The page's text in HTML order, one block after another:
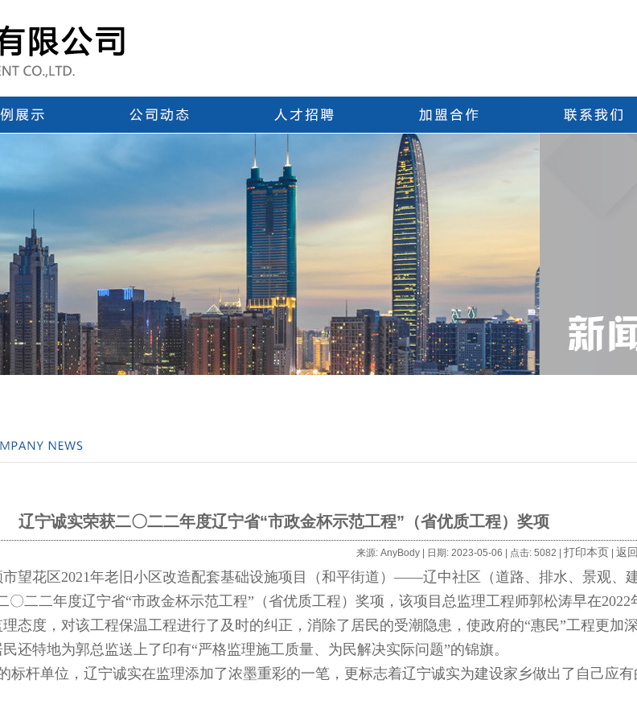
辽宁诚实荣获二〇二二年度辽宁省“市政金杯示范工程”（省优质工程）奖项
来源: AnyBody | 日期: 2023-05-06 | 点击: 5082 | 打印本页 返
市望花区2021年老旧小区改造配套基础设施项目（和平街道）——辽中社区（道路、排水、景观、
〇二二年度辽宁省“市政金杯示范工程”（省优质工程）奖项，该项目总监理工程师郭松涛早在2022
态度，对该工程保温工程进行了及时的纠正，消除了居民的受潮隐患，使政府的“惠民”工程更加
还特地为郭总监送上了印有“严格监理施工质量、为民解决实际问题”的锦旗。
标杆单位，辽宁诚实在监理添加了浓墨重彩的一笔，更标志着辽宁诚实为建设家乡做出了自己应有